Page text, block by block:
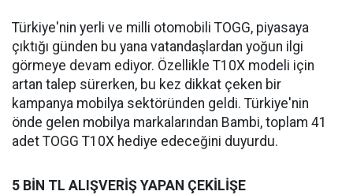
Türkiye'nin yerli ve milli otomobili TOGG, piyasaya
çıktığı günden bu yana vatandaşlardan yoğun ilgi
görmeye devam ediyor. Özellikle T10X modeli için
artan talep sürerken, bu kez dikkat çeken bir
kampanya mobilya sektöründen geldi. Türkiye'nin
önde gelen mobilya markalarından Bambi, toplam 41
adet TOGG T10X hediye edeceğini duyurdu.
5 BİN TL ALIŞVERİŞ YAPAN ÇEKİLİŞE